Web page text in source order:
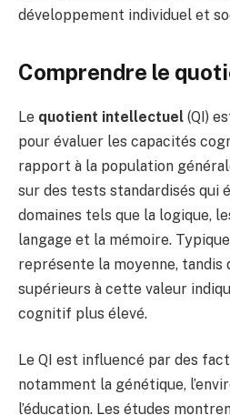
développement individuel et
Comprendre le
Le quotient intellectuel (QI)
pour évaluer les capacités
rapport à la population
sur des tests standardisés qui
domaines tels que la logique,
langage et la mémoire.
représente la moyenne, tandis
supérieurs à cette valeur
cognitif plus élevé.
Le QI est influencé par des
notamment la génétique,
l’éducation. Les études